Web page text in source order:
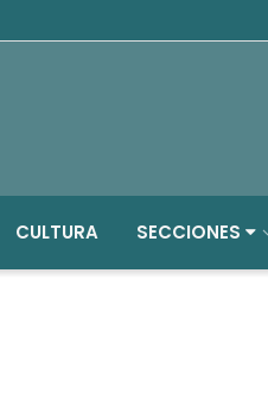
CULTURA SECCIONES